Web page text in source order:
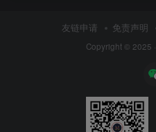
友链申请 免责声明
Copyright © 2025 ·